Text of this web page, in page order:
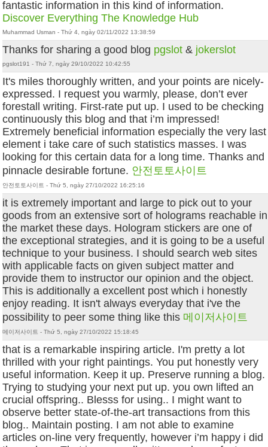
fantastic information in this kind of information.
Discover Everything The Knowledge Hub
Muhammad Usman - Thứ 4, ngày 02/11/2022 13:38:59
Thanks for sharing a good blog pgslot & jokerslot
pgslot191 - Thứ 7, ngày 29/10/2022 10:42:55
It's miles thoroughly written, and your points are nicely-
expressed. I request you warmly, please, don’t ever
forestall writing. First-rate put up. I used to be checking
continuously this blog and that i’m impressed!
Extremely beneficial information especially the very last
element i take care of such statistics masses. I was
looking for this certain data for a long time. Thanks and
pinnacle desirable fortune. 안전토토사이트
안전토토사이트 - Thứ 5, ngày 27/10/2022 16:25:16
it is extremely important and large to pick out to your
goods from an extensive sort of holograms reachable in
the market these days. Hologram stickers are one of
the exceptional strategies, and it is going to be a useful
technique to your business. I should search web sites
with applicable facts on given subject matter and
provide them to instructor our opinion and the object.
This is additionally a excellent post which i honestly
enjoy reading. It isn't always everyday that i've the
possibility to peer some thing like this 메이저사이트
메이저사이트 - Thứ 5, ngày 27/10/2022 15:18:45
that is a remarkable inspiring article. I'm pretty a lot
thrilled with your right paintings. You put honestly very
useful information. Keep it up. Preserve running a blog.
Trying to studying your next put up. you own lifted an
crucial offspring.. Blesss for using.. I might want to
observe better state-of-the-art transactions from this
blog.. Maintain posting. I am not able to examine
articles on-line very frequently, however i’m happy i did